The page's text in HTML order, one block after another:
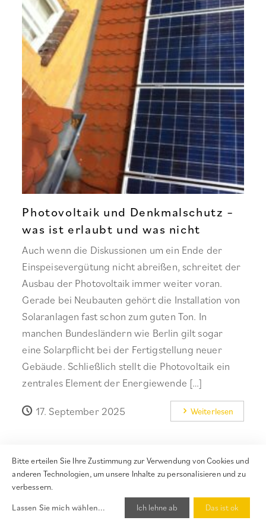
Photovoltaik und Denkmalschutz –
was ist erlaubt und was nicht
Auch wenn die Diskussionen um ein Ende der
Einspeisevergütung nicht abreißen, schreitet der
Ausbau der Photovoltaik immer weiter voran.
Gerade bei Neubauten gehört die Installation von
Solaranlagen fast schon zum guten Ton. In
manchen Bundesländern wie Berlin gilt sogar
eine Solarpflicht bei der Fertigstellung neuer
Gebäude. Schließlich stellt die Photovoltaik ein
zentrales Element der Energiewende […]
17. September 2025 Weiterlesen
Jetzt bewerten!
Bitte erteilen Sie Ihre Zustimmung zur Verwendung von Cookies und
anderen Technologien, um unsere Inhalte zu personalisieren und zu
verbessern.
Lassen Sie mich wählen... Ich lehne ab Das ist ok